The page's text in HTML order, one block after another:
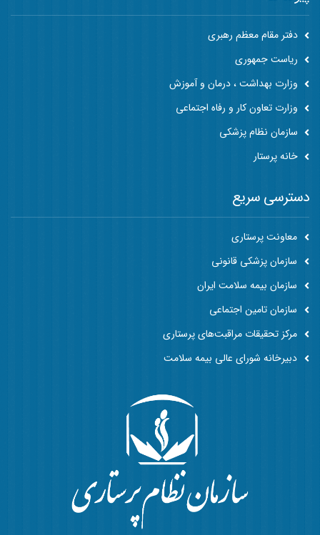
دفتر مقام معظم رهبری
ریاست جمهوری
وزارت بهداشت ، درمان و آموزش
وزارت تعاون کار و رفاه اجتماعی
سازمان نظام پزشکی
خانه پرستار
دسترسی سریع
معاونت پرستاری
سازمان پزشکی قانونی
سازمان بیمه سلامت ایران
سازمان تامین اجتماعی
مرکز تحقیقات مراقبت‌های پرستاری
دبیرخانه شورای عالی بیمه سلامت